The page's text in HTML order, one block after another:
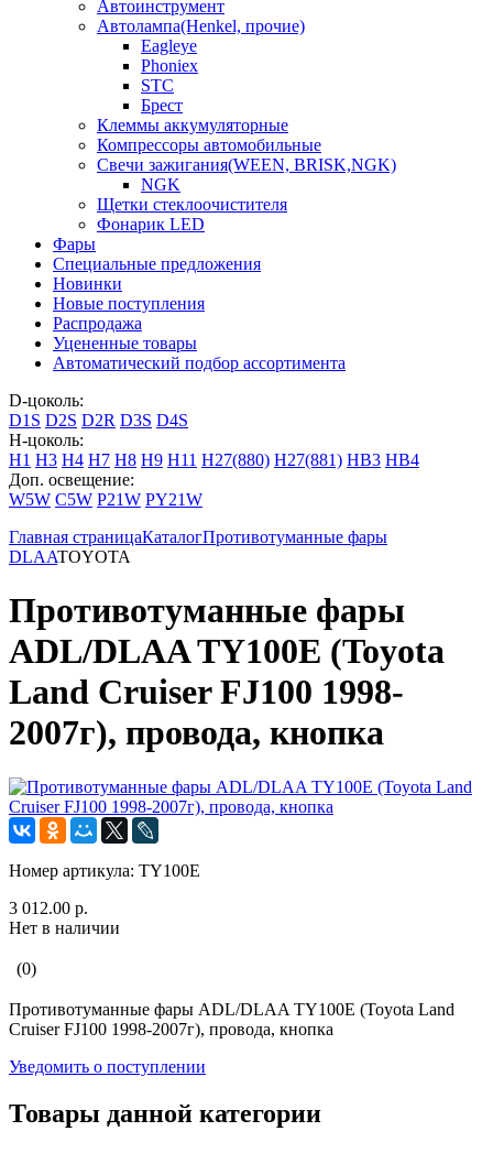
Автоинструмент
Автолампа(Henkel, прочие)
Eagleye
Phoniex
STC
Брест
Клеммы аккумуляторные
Компрессоры автомобильные
Свечи зажигания(WEEN, BRISK,NGK)
NGK
Щетки стеклоочистителя
Фонарик LED
Фары
Специальные предложения
Новинки
Новые поступления
Распродажа
Уцененные товары
Автоматический подбор ассортимента
D-цоколь:
D1S D2S D2R D3S D4S
H-цоколь:
H1 H3 H4 H7 H8 H9 H11 H27(880) H27(881) HB3 HB4
Доп. освещение:
W5W C5W P21W PY21W
Главная страницаКаталогПротивотуманные фары
DLAATOYOTA
Противотуманные фары
ADL/DLAA TY100E (Toyota
Land Cruiser FJ100 1998-
2007г), провода, кнопка
Номер артикула: TY100E
3 012.00 р.
Нет в наличии
(0)
Противотуманные фары ADL/DLAA TY100E (Toyota Land
Cruiser FJ100 1998-2007г), провода, кнопка
Уведомить о поступлении
Товары данной категории